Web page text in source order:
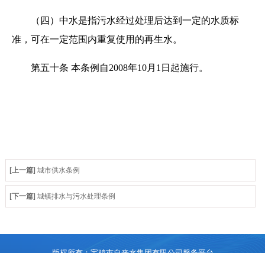
（四）中水是指污水经过处理后达到一定的水质标
准，可在一定范围内重复使用的再生水。
第五十条 本条例自2008年10月1日起施行。
[上一篇] 城市供水条例
[下一篇] 城镇排水与污水处理条例